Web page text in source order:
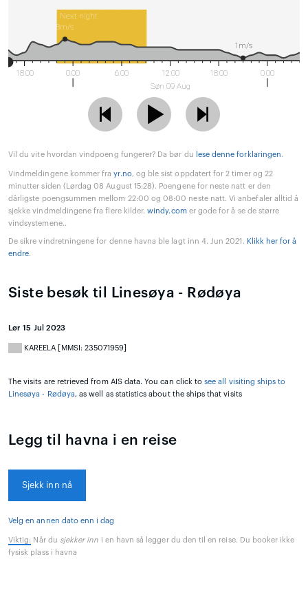
Next night
18:00 0:00 6:00
12:00
Søn 09 Aug
18:00 0:00
8m/s
1m/s
Vil du vite hvordan vindpoeng fungerer? Da bør du lese denne forklaringen.
Vindmeldingene kommer frayr.no, og ble sist oppdatert for 2 timer og 22
minutter siden (Lørdag 08 August 15:28). Poengene for neste natt er den
dårligste poengsummen mellom 22:00 og 08:00 neste natt. Vi anbefaler alltid å
sjekke vindmeldingene fra flere kilder.windy.comer gode for å se de større
vindsystemene..
De sikre vindretningene for denne havna ble lagt inn 4. Jun 2021. Klikk her for å
endre.
Siste besøk til Linesøya - Rødøya
Lør 15 Jul 2023
KAREELA [MMSI: 235071959]
The visits are retrieved from AIS data. You can click tosee all visiting ships to
Linesøya - Rødøya, as well as statistics about the ships that visits
Legg til havna i en reise
Sjekk inn nå
Velg en annen dato enn i dag
Viktig: Når du sjekker inn i en havn så legger du den til en reise. Du booker ikke
fysisk plass i havna